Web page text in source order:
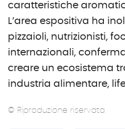
caratteristiche
L’area espositiva ha
pizzaioli, nutrizionisti,
internazionali,
creare un ecosistema
industria alimentare,
© Riproduzione riservata